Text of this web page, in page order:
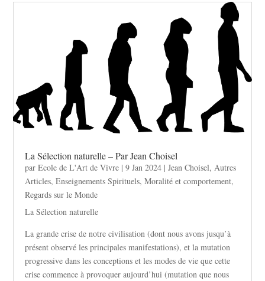
La Sélection naturelle – Par Jean Choisel
parEcole de L'Art de Vivre |9 Jan 2024 |Jean Choisel,Autres
Articles,Enseignements Spirituels,Moralité et comportement,
Regards sur le Monde
La Sélection naturelle
La grande crise de notre civilisation (dont nous avons jusqu’à
présent observé les principales manifestations), et la mutation
progressive dans les conceptions et les modes de vie que cette
crise commence à provoquer aujourd’hui (mutation que nous